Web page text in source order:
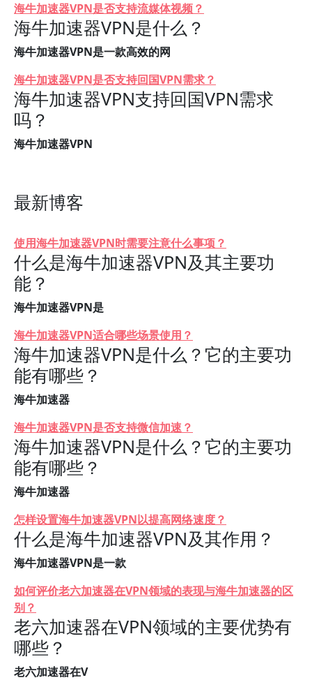
海牛加速器VPN是否支持流媒体视频？
海牛加速器VPN是什么？
海牛加速器VPN是一款高效的网
海牛加速器VPN是否支持回国VPN需求？
海牛加速器VPN支持回国VPN需求
吗？
海牛加速器VPN
最新博客
使用海牛加速器VPN时需要注意什么事项？
什么是海牛加速器VPN及其主要功
能？
海牛加速器VPN是
海牛加速器VPN适合哪些场景使用？
海牛加速器VPN是什么？它的主要功
能有哪些？
海牛加速器
海牛加速器VPN是否支持微信加速？
海牛加速器VPN是什么？它的主要功
能有哪些？
海牛加速器
怎样设置海牛加速器VPN以提高网络速度？
什么是海牛加速器VPN及其作用？
海牛加速器VPN是一款
如何评价老六加速器在VPN领域的表现与海牛加速器的区
别？
老六加速器在VPN领域的主要优势有
哪些？
老六加速器在V